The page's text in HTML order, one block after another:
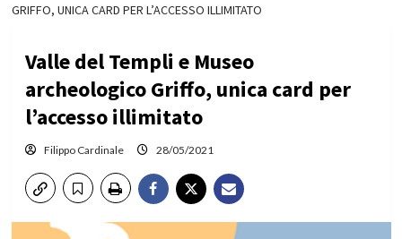
GRIFFO, UNICA CARD PER L’ACCESSO ILLIMITATO
Valle del Templi e Museo
archeologico Griffo, unica card per
l’accesso illimitato
Filippo Cardinale 28/05/2021